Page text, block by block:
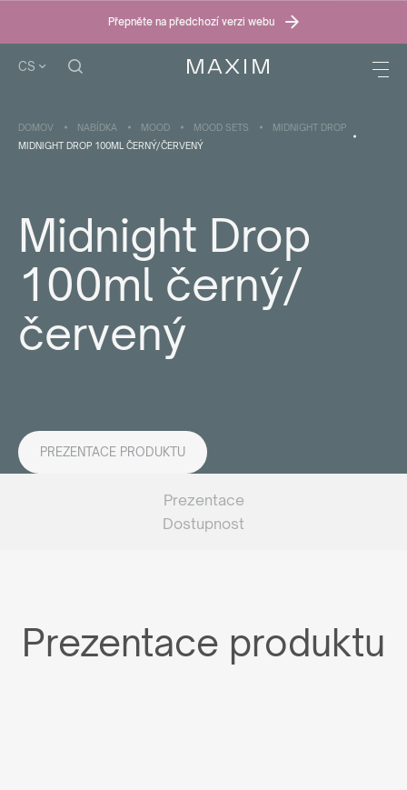
Přepněte na předchozí verzi webu
CS
DOMOV NABÍDKA MOOD MOOD SETS
MIDNIGHT DROP
MIDNIGHT DROP 100ML ČERNÝ/ČERVENÝ
Midnight Drop
100ml černý/
červený
PREZENTACE PRODUKTU
Prezentace
Dostupnost
Prezentace produktu